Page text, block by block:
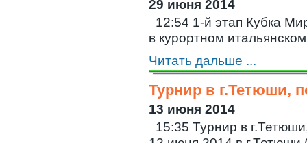
29 июня 2014
12:54 1-й этап Кубка
в курортном
Читать дальше ...
Турнир в г.Тетюши,
13 июня 2014
15:35 Турнир в